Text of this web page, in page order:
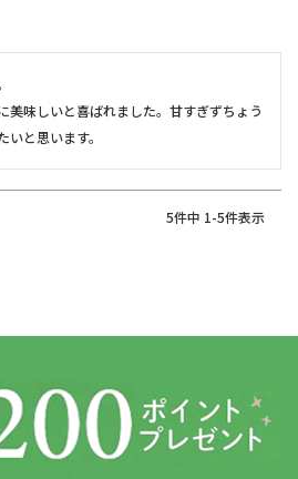
美味しいと喜ばれました。甘すぎずちょう
と思います。
5件中 1-5件表示